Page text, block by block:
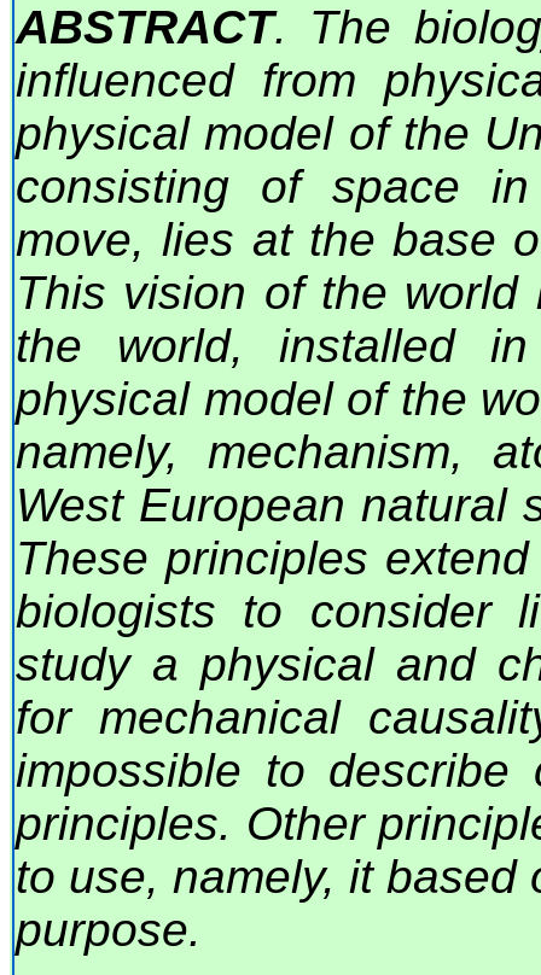
ABSTRACT. The
influenced from
physical model of the
consisting of space
move, lies at the base
This vision of the
the world, installed
physical model of the
namely, mechanism,
West European natural
These principles
biologists to consider
study a physical and
for mechanical
impossible to
principles. Other
to use, namely, it
purpose.